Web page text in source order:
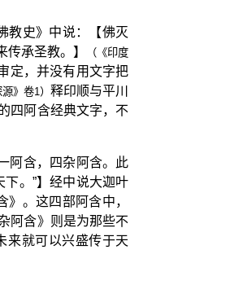
教史》中说：【佛灭
承圣教。】
（《印度
定，并没有用文字把
》卷1） 释印顺与平川
四阿含经典文字，不
阿含，四杂阿含。此
。”】经中说大迦叶
。这四部阿含中，
阿含》则是为那些不
来就可以兴盛传于天